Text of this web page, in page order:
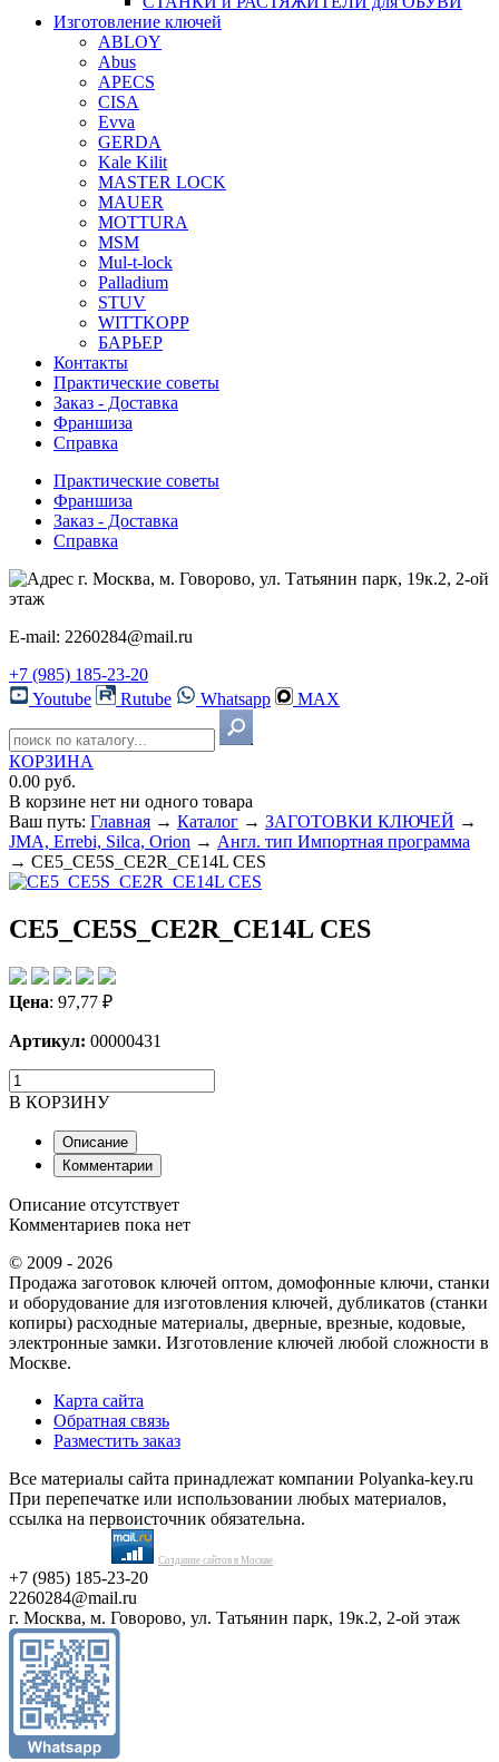
Изготовление ключей
ABLOY
Abus
APECS
CISA
Evva
GERDA
Kale Kilit
MASTER LOCK
MAUER
MOTTURA
MSM
Mul-t-lock
Palladium
STUV
WITTKOPP
БАРЬЕР
Контакты
Практические советы
Заказ - Доставка
Франшиза
Справка
Практические советы
Франшиза
Заказ - Доставка
Справка
г. Москва, м. Говорово, ул. Татьянин парк, 19к.2, 2-ой
этаж
E-mail: 2260284@mail.ru
+7 (985) 185-23-20
Youtube
Rutube Whatsapp MAX
КОРЗИНА
0.00 руб.
В корзине нет ни одного товара
Ваш путь: Главная → Каталог → ЗАГОТОВКИ КЛЮЧЕЙ →
JMA, Errebi, Silca, Orion → Англ. тип Импортная программа
→ CE5_CE5S_CE2R_CE14L CES
CE5_CE5S_CE2R_CE14L CES
Цена: 97,77 ₽
Артикул: 00000431
В КОРЗИНУ
Описание
Комментарии
Описание отсутствует
Комментариев пока нет
© 2009 - 2026
Продажа заготовок ключей оптом, домофонные ключи, станки
и оборудование для изготовления ключей, дубликатов (станки
копиры) расходные материалы, дверные, врезные, кодовые,
электронные замки. Изготовление ключей любой сложности в
Москве.
Карта сайта
Обратная связь
Разместить заказ
Все материалы сайта принадлежат компании Polyanka-key.ru
При перепечатке или использовании любых материалов,
ссылка на первоисточник обязательна.
Создание сайтов в Москве
+7 (985) 185-23-20
2260284@mail.ru
г. Москва, м. Говорово, ул. Татьянин парк, 19к.2, 2-ой этаж